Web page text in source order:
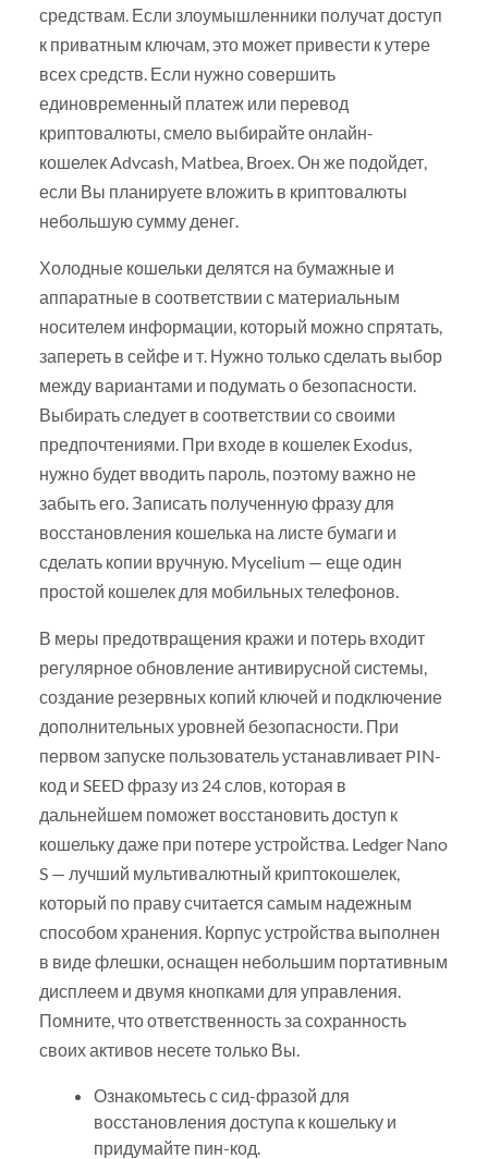
средствам. Если злоумышленники получат доступ
к приватным ключам, это может привести к утере
всех средств. Если нужно совершить
единовременный платеж или перевод
криптовалюты, смело выбирайте онлайн-
кошелек Advcash, Matbea, Broex. Он же подойдет,
если Вы планируете вложить в криптовалюты
небольшую сумму денег.
Холодные кошельки делятся на бумажные и
аппаратные в соответствии с материальным
носителем информации, который можно спрятать,
запереть в сейфе и т. Нужно только сделать выбор
между вариантами и подумать о безопасности.
Выбирать следует в соответствии со своими
предпочтениями. При входе в кошелек Exodus,
нужно будет вводить пароль, поэтому важно не
забыть его. Записать полученную фразу для
восстановления кошелька на листе бумаги и
сделать копии вручную. Mycelium — еще один
простой кошелек для мобильных телефонов.
В меры предотвращения кражи и потерь входит
регулярное обновление антивирусной системы,
создание резервных копий ключей и подключение
дополнительных уровней безопасности. При
первом запуске пользователь устанавливает PIN-
код и SEED фразу из 24 слов, которая в
дальнейшем поможет восстановить доступ к
кошельку даже при потере устройства. Ledger Nano
S — лучший мультивалютный криптокошелек,
который по праву считается самым надежным
способом хранения. Корпус устройства выполнен
в виде флешки, оснащен небольшим портативным
дисплеем и двумя кнопками для управления.
Помните, что ответственность за сохранность
своих активов несете только Вы.
Ознакомьтесь с сид-фразой для
восстановления доступа к кошельку и
придумайте пин-код.